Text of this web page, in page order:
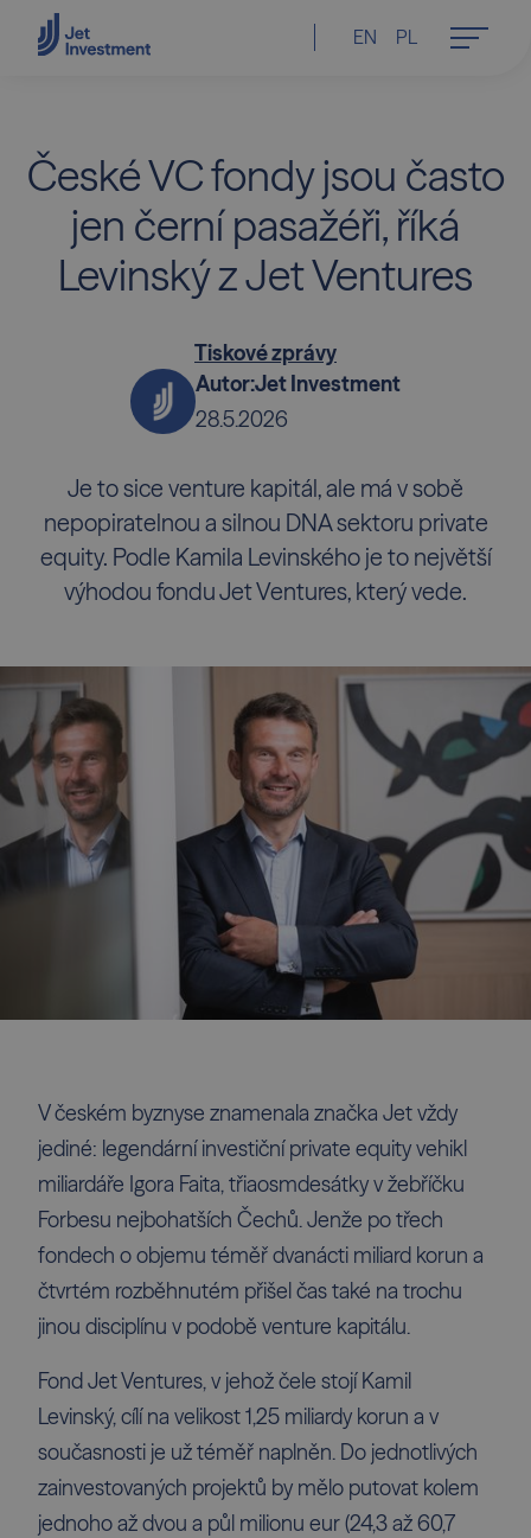
EN PL
České VC fondy jsou často
jen černí pasažéři, říká
Levinský z Jet Ventures
Autor:Jet Investment
28.5.2026
Tiskové zprávy
Je to sice venture kapitál, ale má v sobě
nepopiratelnou a silnou DNA sektoru private
equity. Podle Kamila Levinského je to největší
výhodou fondu Jet Ventures, který vede.
V českém byznyse znamenala značka Jet vždy
jediné: legendární investiční private equity vehikl
miliardáře Igora Faita, třiaosmdesátky v žebříčku
Forbesu nejbohatších Čechů. Jenže po třech
fondech o objemu téměř dvanácti miliard korun a
čtvrtém rozběhnutém přišel čas také na trochu
jinou disciplínu v podobě venture kapitálu.
Fond Jet Ventures, v jehož čele stojí Kamil
Levinský, cílí na velikost 1,25 miliardy korun a v
současnosti je už téměř naplněn. Do jednotlivých
zainvestovaných projektů by mělo putovat kolem
jednoho až dvou a půl milionu eur (24,3 až 60,7